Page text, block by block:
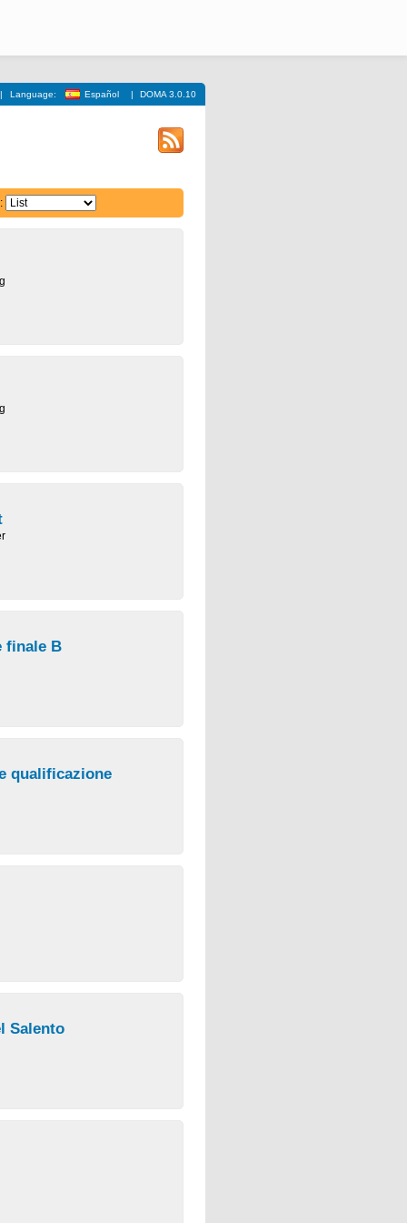
| Language: Español | DOMA 3.0.10
finale B
qualificazione
Salento